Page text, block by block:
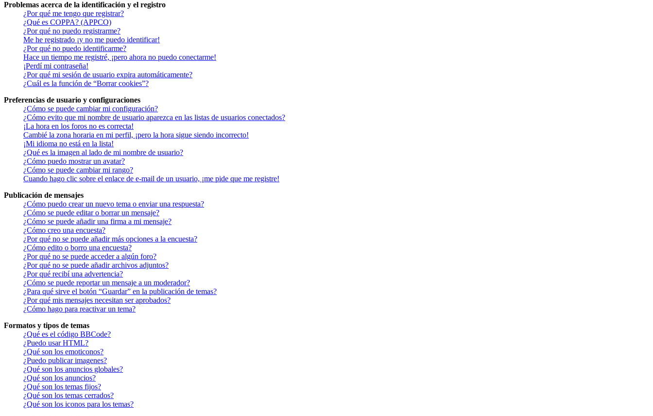
Problemas acerca de la identificación y el registro
¿Por qué me tengo que registrar?
¿Qué es COPPA? (APPCO)
¿Por qué no puedo registrarme?
Me he registrado ¡y no me puedo identificar!
¿Por qué no puedo identificarme?
Hace un tiempo me registré, ¡pero ahora no puedo conectarme!
¡Perdí mi contraseña!
¿Por qué mi sesión de usuario expira automáticamente?
¿Cuál es la función de “Borrar cookies”?
Preferencias de usuario y configuraciones
¿Cómo se puede cambiar mi configuración?
¿Cómo evito que mi nombre de usuario aparezca en las listas de usuarios conectados?
¡La hora en los foros no es correcta!
Cambié la zona horaria en mi perfil, ¡pero la hora sigue siendo incorrecto!
¡Mi idioma no está en la lista!
¿Qué es la imagen al lado de mi nombre de usuario?
¿Cómo puedo mostrar un avatar?
¿Cómo se puede cambiar mi rango?
Cuando hago clic sobre el enlace de e-mail de un usuario, ¡me pide que me registre!
Publicación de mensajes
¿Cómo puedo crear un nuevo tema o enviar una respuesta?
¿Cómo se puede editar o borrar un mensaje?
¿Cómo se puede añadir una firma a mi mensaje?
¿Cómo creo una encuesta?
¿Por qué no se puede añadir más opciones a la encuesta?
¿Cómo edito o borro una encuesta?
¿Por qué no se puede acceder a algún foro?
¿Por qué no se puede añadir archivos adjuntos?
¿Por qué recibí una advertencia?
¿Cómo se puede reportar un mensaje a un moderador?
¿Para qué sirve el botón “Guardar” en la publicación de temas?
¿Por qué mis mensajes necesitan ser aprobados?
¿Cómo hago para reactivar un tema?
Formatos y tipos de temas
¿Qué es el código BBCode?
¿Puedo usar HTML?
¿Qué son los emoticonos?
¿Puedo publicar imagenes?
¿Qué son los anuncios globales?
¿Qué son los anuncios?
¿Qué son los temas fijos?
¿Qué son los temas cerrados?
¿Qué son los iconos para los temas?